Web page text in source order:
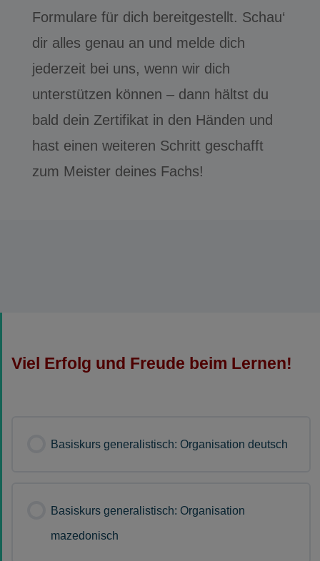
Formulare für dich bereitgestellt. Schau‘
dir alles genau an und melde dich
jederzeit bei uns, wenn wir dich
unterstützen können – dann hältst du
bald dein Zertifikat in den Händen und
hast einen weiteren Schritt geschafft
zum Meister deines Fachs!
Viel Erfolg und Freude beim Lernen!
Basiskurs generalistisch: Organisation deutsch
Basiskurs generalistisch: Organisation
mazedonisch